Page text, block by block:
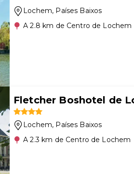
Lochem, Países Baixos
A 2.8 km de Centro de Lochem
Fletcher Boshotel de
Lochem, Países Baixos
A 2.3 km de Centro de Lochem